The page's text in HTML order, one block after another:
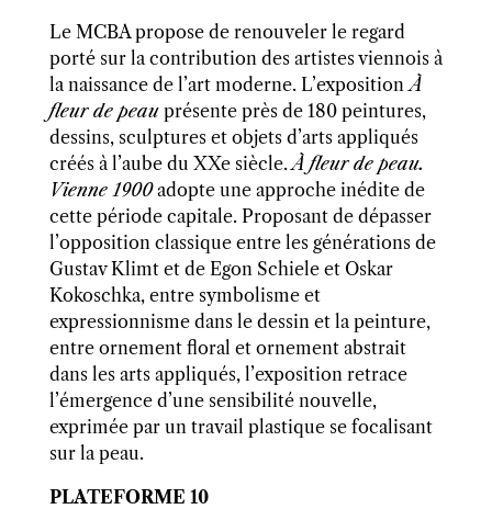
Le MCBA propose de renouveler le regard
porté sur la contribution des artistes viennois à
la naissance de l’art moderne. L’expositionÀ
fleur de peauprésente près de 180 peintures,
dessins, sculptures et objets d’arts appliqués
créés à l’aube du XXe siècle.À fleur de peau.
Vienne 1900adopte une approche inédite de
cette période capitale. Proposant de dépasser
l’opposition classique entre les générations de
Gustav Klimt et de Egon Schiele et Oskar
Kokoschka, entre symbolisme et
expressionnisme dans le dessin et la peinture,
entre ornement floral et ornement abstrait
dans les arts appliqués, l’exposition retrace
l’émergence d’une sensibilité nouvelle,
exprimée par un travail plastique se focalisant
sur la peau.
PLATEFORME 10